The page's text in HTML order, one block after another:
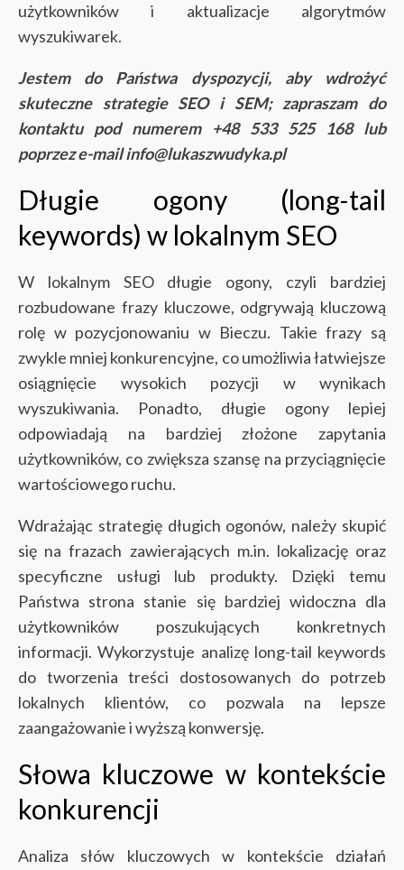
użytkowników i aktualizacje algorytmów
wyszukiwarek.
Jestem do Państwa dyspozycji, aby wdrożyć
skuteczne strategie SEO i SEM; zapraszam do
kontaktu pod numerem +48 533 525 168 lub
poprzez e-mail info@lukaszwudyka.pl
Długie ogony (long-tail
keywords) w lokalnym SEO
W lokalnym SEO długie ogony, czyli bardziej
rozbudowane frazy kluczowe, odgrywają kluczową
rolę w pozycjonowaniu w Bieczu. Takie frazy są
zwykle mniej konkurencyjne, co umożliwia łatwiejsze
osiągnięcie wysokich pozycji w wynikach
wyszukiwania. Ponadto, długie ogony lepiej
odpowiadają na bardziej złożone zapytania
użytkowników, co zwiększa szansę na przyciągnięcie
wartościowego ruchu.
Wdrażając strategię długich ogonów, należy skupić
się na frazach zawierających m.in. lokalizację oraz
specyficzne usługi lub produkty. Dzięki temu
Państwa strona stanie się bardziej widoczna dla
użytkowników poszukujących konkretnych
informacji. Wykorzystuje analizę long-tail keywords
do tworzenia treści dostosowanych do potrzeb
lokalnych klientów, co pozwala na lepsze
zaangażowanie i wyższą konwersję.
Słowa kluczowe w kontekście
konkurencji
Analiza słów kluczowych w kontekście działań